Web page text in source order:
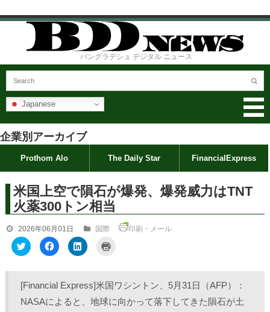
バングラデシュ デジタル ニュース
Japanese
企業別アーカイブ
Prothom Alo The Daily Star FinancialExpress
米国上空で隕石が爆発、爆発威力はTNT
火薬300トン相当
2026年06月01日 国際
印刷・メール
ク
リ
て
T
i
F
a
o
o
で
ク
リ
L
n
て
印
(
[Financial Express]米国ワシントン、5月31日（AFP）：
NASAによると、地球に向かって落下してきた隕石が土